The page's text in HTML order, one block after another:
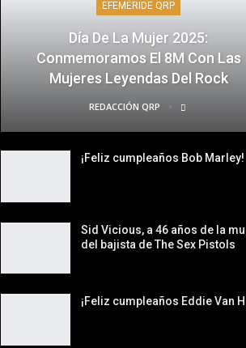
EFEMÉRIDE QRP
Día De La Mujer 2025:
Conmemoramos El 8M Con Las
Mujeres Leyendas Del Rock
REDACCIÓN QRP
¡Feliz cumpleaños Bob Marley!
Sid Vicious, a 46 años de la
del bajista de The Sex Pistols
¡Feliz cumpleaños Eddie Van